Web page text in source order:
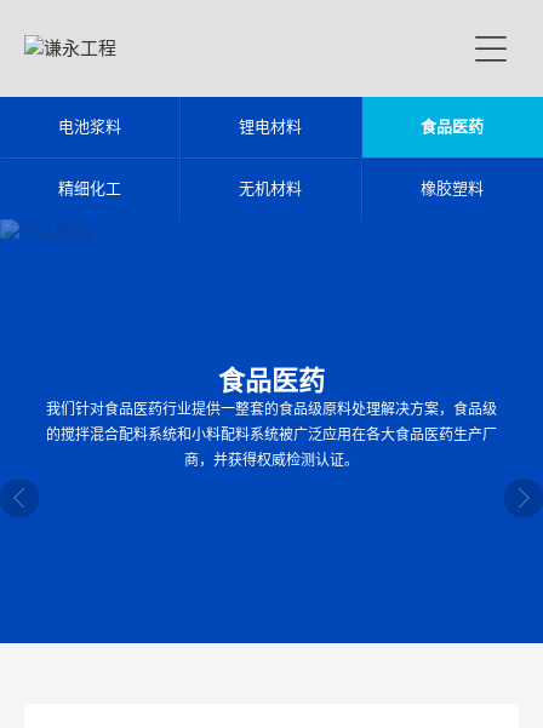
设
粉
系
解
心
系
电池浆料 锂电材料 食品医药
精细化工 无机材料 橡胶塑料
食品医药
我们针对食品医药行业提供一整套的食品级原料处理解决方案，食品级
的搅拌混合配料系统和小料配料系统被广泛应用在各大食品医药生产厂
商，并获得权威检测认证。